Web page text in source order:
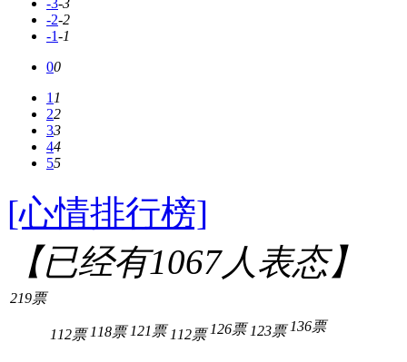
-3-3
-2-2
-1-1
00
11
22
33
44
55
[心情排行榜]
【已经有1067人表态】
219票
112票 118票 121票 112票 126票 123票 136票